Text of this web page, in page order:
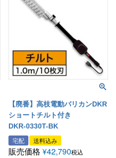
【廃番】高枝電動バリカンDKR
ショートチルト付き
DKR-0330T-BK
宅配 送料込み
販売価格 ¥42,790税込